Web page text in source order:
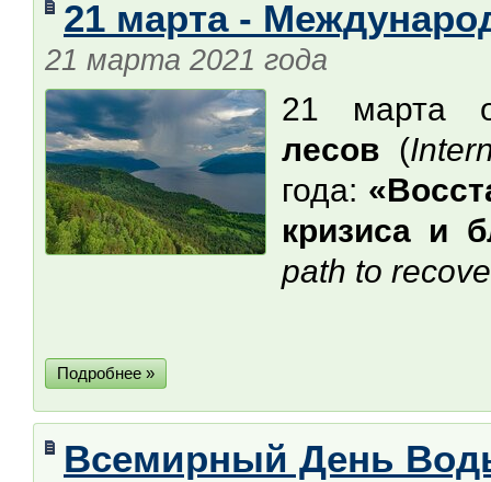
21 марта -
21 марта 2021 года
21 марта
лесов (
года:
кризиса и
path to
Подробнее »
Всемирный День